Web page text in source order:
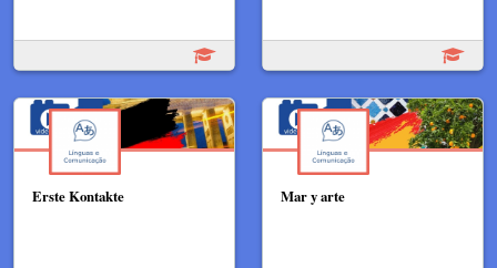
Erste Kontakte Mar y arte